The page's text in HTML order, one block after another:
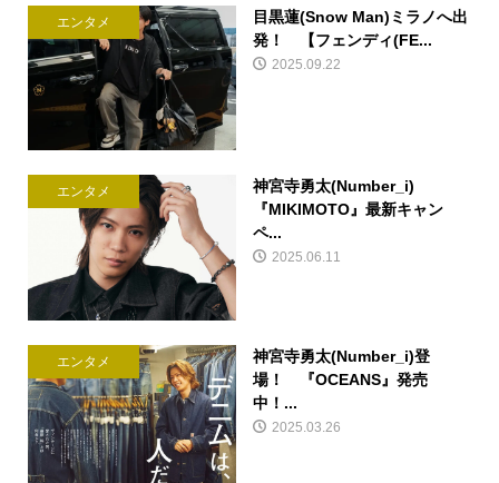
エンタメ
目黒蓮(Snow Man)ミラノへ出
発！ 【フェンディ(FE...
2025.09.22
エンタメ
神宮寺勇太(Number_i)
『MIKIMOTO』最新キャン
ペ...
2025.06.11
エンタメ
神宮寺勇太(Number_i)登
場！ 『OCEANS』発売
中！...
2025.03.26